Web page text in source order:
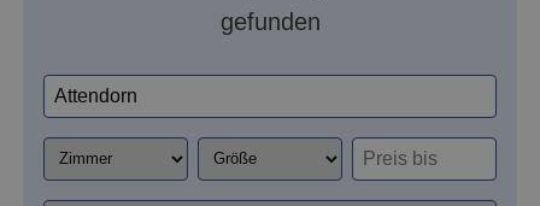
gefunden